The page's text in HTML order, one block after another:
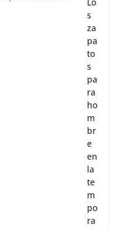
Lo
s
za
pa
to
s
pa
ra
ho
m
br
e
en
la
te
m
po
ra